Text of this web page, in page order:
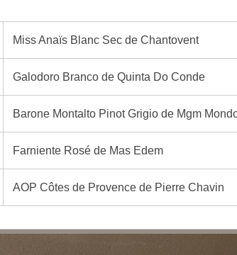
Miss Anaïs Blanc Sec de Chantovent
Galodoro Branco de Quinta Do Conde
Barone Montalto Pinot Grigio de Mgm
Farniente Rosé de Mas Edem
AOP Côtes de Provence de Pierre Chavin